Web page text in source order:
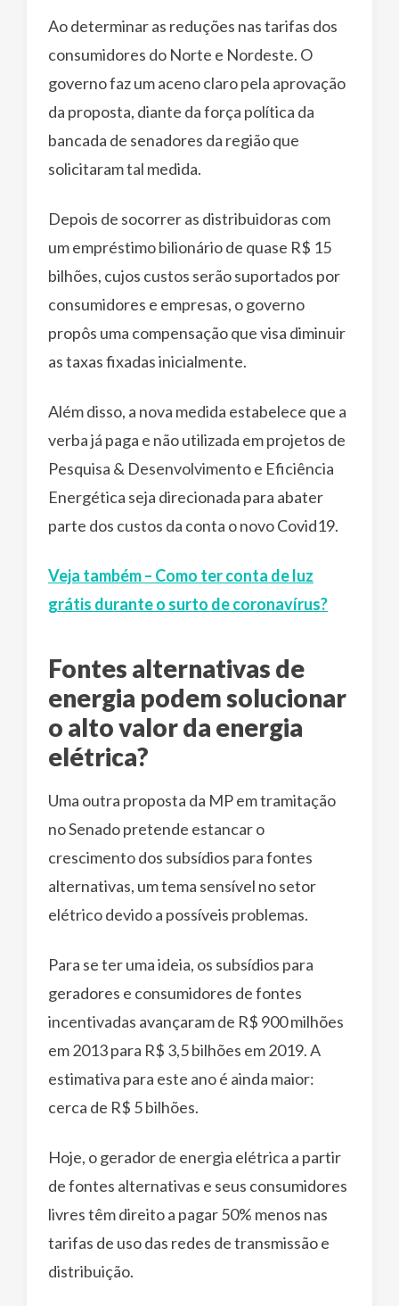
Ao determinar as reduções nas tarifas dos
consumidores do Norte e Nordeste. O
governo faz um aceno claro pela aprovação
da proposta, diante da força política da
bancada de senadores da região que
solicitaram tal medida.
Depois de socorrer as distribuidoras com
um empréstimo bilionário de quase R$ 15
bilhões, cujos custos serão suportados por
consumidores e empresas, o governo
propôs uma compensação que visa diminuir
as taxas fixadas inicialmente.
Além disso, a nova medida estabelece que a
verba já paga e não utilizada em projetos de
Pesquisa & Desenvolvimento e Eficiência
Energética seja direcionada para abater
parte dos custos da conta o novo Covid19.
Veja também – Como ter conta de luz
grátis durante o surto de coronavírus?
Fontes alternativas de
energia podem solucionar
o alto valor da energia
elétrica?
Uma outra proposta da MP em tramitação
no Senado pretende estancar o
crescimento dos subsídios para fontes
alternativas, um tema sensível no setor
elétrico devido a possíveis problemas.
Para se ter uma ideia, os subsídios para
geradores e consumidores de fontes
incentivadas avançaram de R$ 900 milhões
em 2013 para R$ 3,5 bilhões em 2019. A
estimativa para este ano é ainda maior:
cerca de R$ 5 bilhões.
Hoje, o gerador de energia elétrica a partir
de fontes alternativas e seus consumidores
livres têm direito a pagar 50% menos nas
tarifas de uso das redes de transmissão e
distribuição.